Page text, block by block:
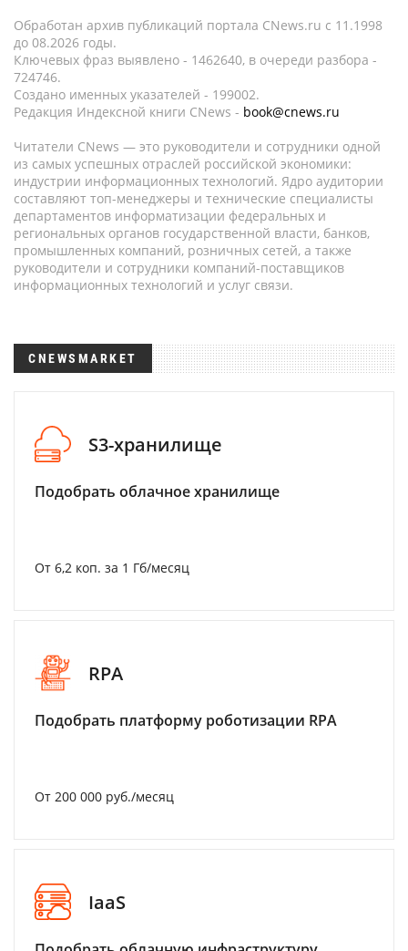
Обработан архив публикаций портала CNews.ru c 11.1998
до 08.2026 годы.
Ключевых фраз выявлено - 1462640, в очереди разбора -
724746.
Создано именных указателей - 199002.
Редакция Индексной книги CNews - book@cnews.ru
Читатели CNews — это руководители и сотрудники одной
из самых успешных отраслей российской экономики:
индустрии информационных технологий. Ядро аудитории
составляют топ-менеджеры и технические специалисты
департаментов информатизации федеральных и
региональных органов государственной власти, банков,
промышленных компаний, розничных сетей, а также
руководители и сотрудники компаний-поставщиков
информационных технологий и услуг связи.
CNEWSMARKET
S3-хранилище
Подобрать облачное хранилище
От 6,2 коп. за 1 Гб/месяц
RPA
Подобрать платформу роботизации RPA
От 200 000 руб./месяц
IaaS